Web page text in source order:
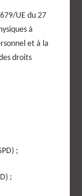
UE du 27
à
et à la
droits
;
;